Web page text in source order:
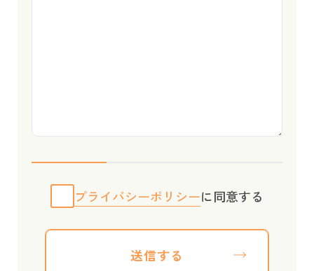
プライバシーポリシーに同意する